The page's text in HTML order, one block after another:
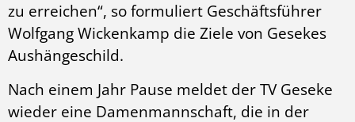
zu erreichen“, so formuliert Geschäftsführer
Wolfgang Wickenkamp die Ziele von Gesekes
Aushängeschild.
Nach einem Jahr Pause meldet der TV Geseke
wieder eine Damenmannschaft, die in der